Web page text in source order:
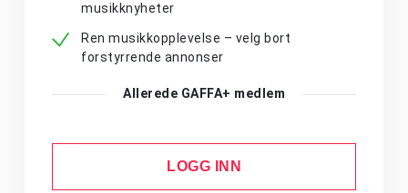
musikknyheter
Ren musikkopplevelse – velg bort
forstyrrende annonser
Allerede GAFFA+ medlem
LOGG INN